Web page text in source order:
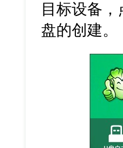
目标设备
盘的创建。